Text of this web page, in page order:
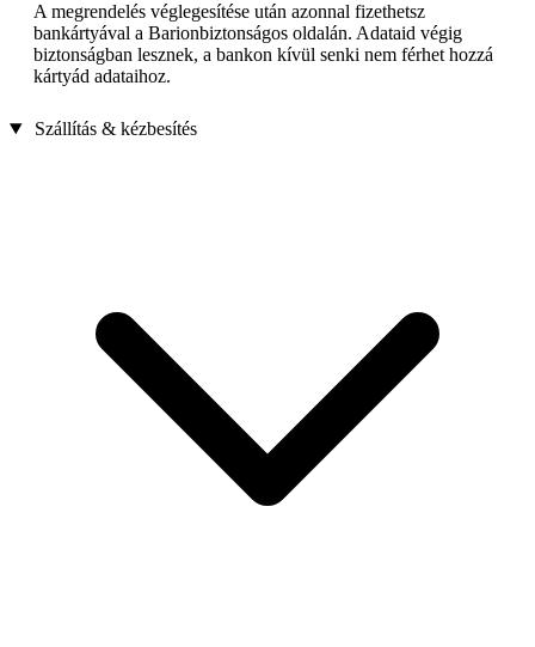
A megrendelés véglegesítése után azonnal fizethetsz
bankártyával a Barionbiztonságos oldalán. Adataid végig
biztonságban lesznek, a bankon kívül senki nem férhet hozzá
kártyád adataihoz.
Szállítás & kézbesítés